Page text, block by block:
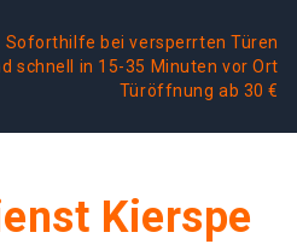
Soforthilfe bei versperrten Türen
schnell in 15-35 Minuten vor Ort
Türöffnung ab 30 €
Kierspe